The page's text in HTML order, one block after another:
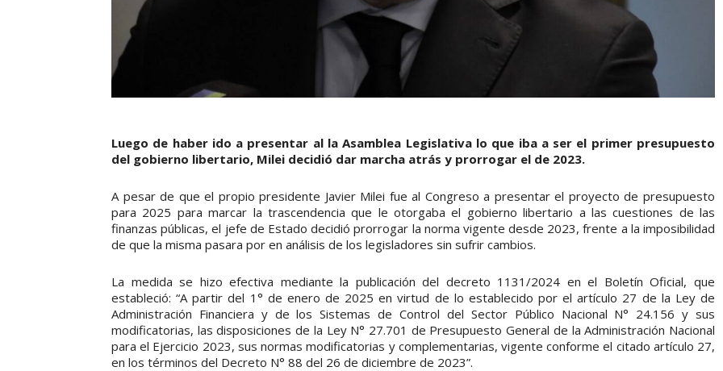
Luego de haber ido a presentar al la Asamblea Legislativa lo que iba a ser el primer presupuesto
del gobierno libertario, Milei decidió dar marcha atrás y prorrogar el de 2023.
A pesar de que el propio presidente Javier Milei fue al Congreso a presentar el proyecto de presupuesto
para 2025 para marcar la trascendencia que le otorgaba el gobierno libertario a las cuestiones de las
finanzas públicas, el jefe de Estado decidió prorrogar la norma vigente desde 2023, frente a la imposibilidad
de que la misma pasara por en análisis de los legisladores sin sufrir cambios.
La medida se hizo efectiva mediante la publicación del decreto 1131/2024 en el Boletín Oficial, que
estableció: “A partir del 1° de enero de 2025 en virtud de lo establecido por el artículo 27 de la Ley de
Administración Financiera y de los Sistemas de Control del Sector Público Nacional N° 24.156 y sus
modificatorias, las disposiciones de la Ley N° 27.701 de Presupuesto General de la Administración Nacional
para el Ejercicio 2023, sus normas modificatorias y complementarias, vigente conforme el citado artículo 27,
en los términos del Decreto N° 88 del 26 de diciembre de 2023”.